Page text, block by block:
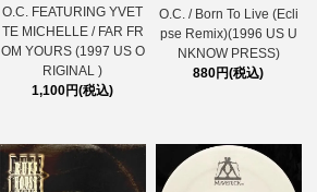
O.C. FEATURING YVET
TE MICHELLE / FAR FR
OM YOURS (1997 US O
RIGINAL )
1,100円(税込)
O.C. / Born To Live (Ecli
pse Remix)(1996 US U
NKNOW PRESS)
880円(税込)